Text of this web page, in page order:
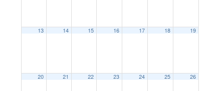
13 14 15 16 17 18 19
20 21 22 23 24 25 26